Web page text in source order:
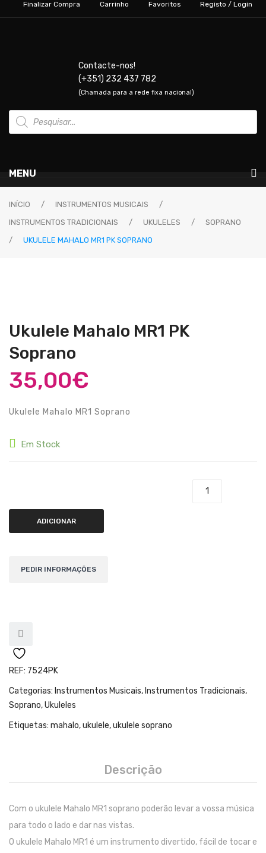
Finalizar Compra Carrinho Favoritos Registo / Login
Contacte-nos!
(+351) 232 437 782
(Chamada para a rede fixa nacional)
Products
search
MENU
Instrumentos Musicais
GUITARRAS & BAIXOS
Amplificadores Guitarra
Efeitos
Pianos Digitais
Teclados
Acessórios
BATERIA & PERCURSÃO
Baterias Acústicas
Peles
INÍCIO / INSTRUMENTOS MUSICAIS
/
INSTRUMENTOS TRADICIONAIS
/ UKULELES /
SOPRANO
/
UKULELE MAHALO MR1 PK SOPRANO
Ukulele Mahalo MR1 PK
Soprano
35,00€
Ukulele Mahalo MR1 Soprano
Em Stock
ADICIONAR
REF: 7524PK
Categorias: Instrumentos Musicais, Instrumentos Tradicionais,
Soprano,Ukuleles
Etiquetas: mahalo,ukulele,ukulele soprano
Descrição
Com o ukulele Mahalo MR1 soprano poderão levar a vossa música
para todo o lado e dar nas vistas.
O ukulele Mahalo MR1 é um instrumento divertido, fácil de tocar e